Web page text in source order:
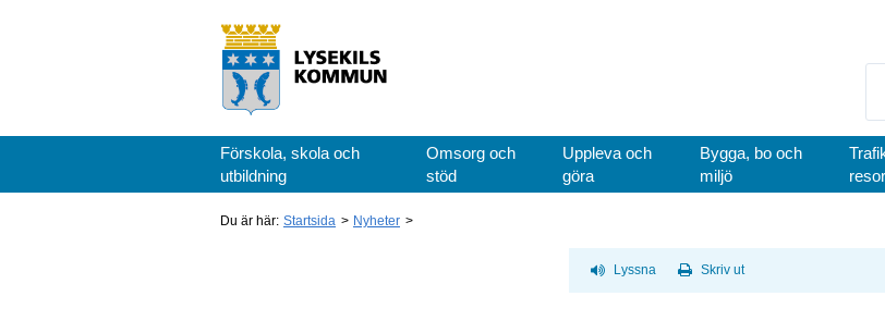
Förskola, skola och
utbildning
Omsorg och
stöd
Uppleva och
göra
Bygga, bo och
miljö
resor
Du är här: Startsida Nyheter
Lyssna Skriv ut